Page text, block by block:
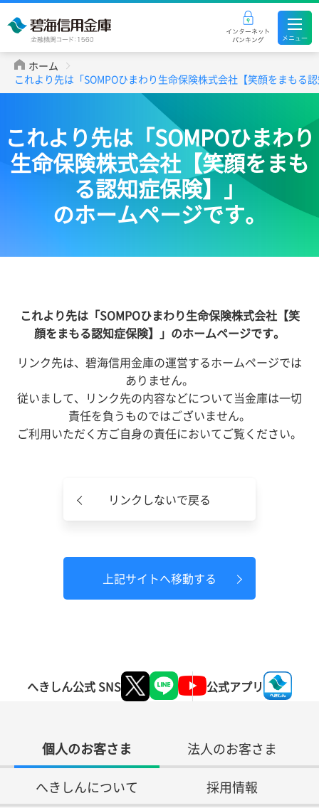
ホーム
これより先は「SOMPOひまわり生命保険株式会社【笑顔をまもる
これより先は「SOMPOひまわり
生命保険株式会社【笑顔をまも
る認知症保険】」
のホームページです。
これより先は「SOMPOひまわり生命保険株式会社【笑
顔をまもる認知症保険】」のホームページです。
リンク先は、碧海信用金庫の運営するホームページでは
ありません。
従いまして、リンク先の内容などについて当金庫は一切
責任を負うものではございません。
ご利用いただく方ご自身の責任においてご覧ください。
リンクしないで戻る
上記サイトへ移動する
へきしん公式 SNS 公式アプリ
個人のお客さま
法人のお客さま
へきしんについて
採用情報